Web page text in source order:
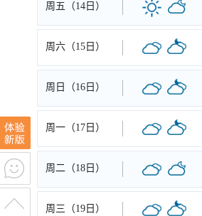
周五（14日）
周六（15日）
周日（16日）
周一（17日）
周二（18日）
周三（19日）